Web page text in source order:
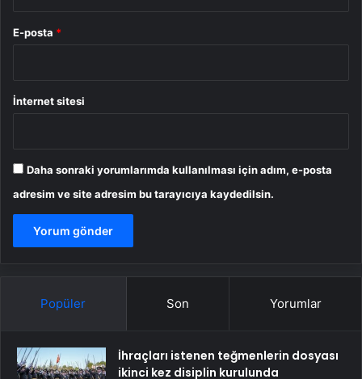
E-posta *
İnternet sitesi
Daha sonraki yorumlarımda kullanılması için adım, e-posta
adresim ve site adresim bu tarayıcıya kaydedilsin.
Popüler Son Yorumlar
İhraçları istenen teğmenlerin dosyası
ikinci kez disiplin kurulunda